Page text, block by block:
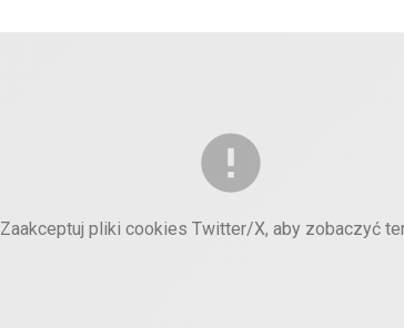
Zaakceptuj pliki cookies Twitter/X, aby zobaczyć